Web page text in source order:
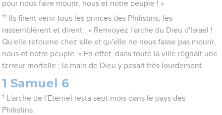
pour nous faire mourir, nous et notre peuple ! »
11
Ils firent venir tous les princes des Philistins, les
rassemblèrent et dirent : « Renvoyez l'arche du Dieu d'Israël !
Qu'elle retourne chez elle et qu'elle ne nous fasse pas mourir,
nous et notre peuple. » En effet, dans toute la ville régnait une
terreur mortelle ; la main de Dieu y pesait très lourdement.
1 Samuel 6
1
L'arche de l'Eternel resta sept mois dans le pays des
Philistins.